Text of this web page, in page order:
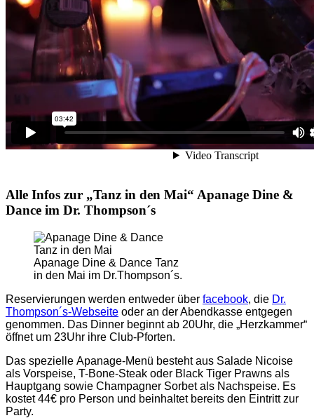
Alle Infos zur „Tanz in den Mai“ Apanage Dine &
Dance im Dr. Thompson´s
Apanage Dine & Dance Tanz
in den Mai im Dr.Thompson´s.
Reservierungen werden entweder über facebook, die Dr.
Thompson´s-Webseite oder an der Abendkasse entgegen
genommen. Das Dinner beginnt ab 20Uhr, die „Herzkammer“
öffnet um 23Uhr ihre Club-Pforten.
Das spezielle Apanage-Menü besteht aus Salade Nicoise
als Vorspeise, T-Bone-Steak oder Black Tiger Prawns als
Hauptgang sowie Champagner Sorbet als Nachspeise. Es
kostet 44€ pro Person und beinhaltet bereits den Eintritt zur
Party.